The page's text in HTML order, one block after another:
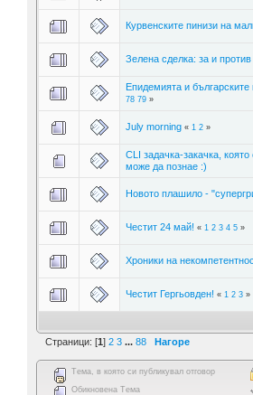
Курвенските пинизи на
Зелена сделка: за и против
Епидемията и българските
78 79»
July morning « 1 2»
CLI задачка-закачка,
може да познае :)
Новото плашило -
Честит 24 май! « 1 2 3 4 5»
Хроники на
Честит Гергьовден! « 1 2 3»
Страници: [1] 2 3 ... 88 Нагоре
Тема, в която си публикувал отговор
Обикновена Тема